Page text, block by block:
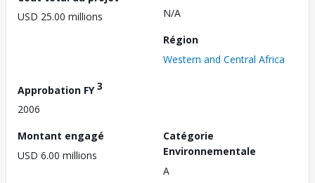
USD 25.00 millions
N/A
Région
Western and Central Africa
Approbation FY3
2006
Montant engagé
USD 6.00 millions
Catégorie
Environnementale
A